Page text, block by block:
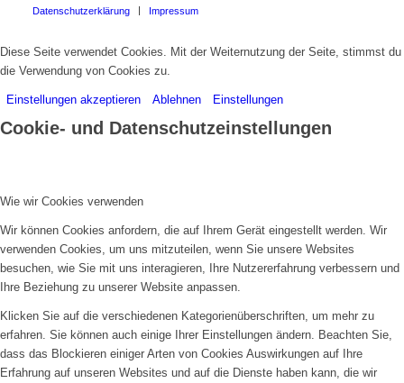
Datenschutzerklärung
Impressum
Diese Seite verwendet Cookies. Mit der Weiternutzung der Seite, stimmst du
die Verwendung von Cookies zu.
Einstellungen akzeptieren Ablehnen Einstellungen
Cookie- und Datenschutzeinstellungen
Wie wir Cookies verwenden
Wir können Cookies anfordern, die auf Ihrem Gerät eingestellt werden. Wir
verwenden Cookies, um uns mitzuteilen, wenn Sie unsere Websites
besuchen, wie Sie mit uns interagieren, Ihre Nutzererfahrung verbessern und
Ihre Beziehung zu unserer Website anpassen.
Klicken Sie auf die verschiedenen Kategorienüberschriften, um mehr zu
erfahren. Sie können auch einige Ihrer Einstellungen ändern. Beachten Sie,
dass das Blockieren einiger Arten von Cookies Auswirkungen auf Ihre
Erfahrung auf unseren Websites und auf die Dienste haben kann, die wir